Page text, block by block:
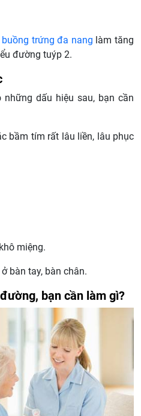
buồng trứng đa nang làm tăng
đường tuýp 2.
dấu hiệu sau, bạn cần
bầm tím rất lâu liền, lâu phục
miệng.
bàn tay, bàn chân.
bạn cần làm gì?